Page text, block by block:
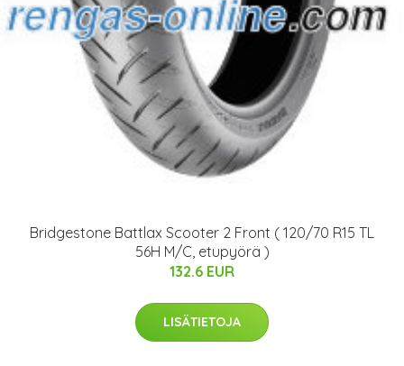
Bridgestone Battlax Scooter 2 Front ( 120/70 R15 TL
56H M/C, etupyörä )
132.6 EUR
LISÄTIETOJA